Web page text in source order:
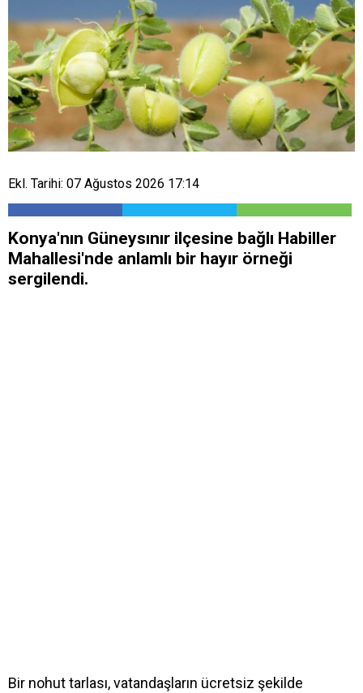
Ekl. Tarihi: 07 Ağustos 2026 17:14
Konya'nın Güneysınır ilçesine bağlı Habiller
Mahallesi'nde anlamlı bir hayır örneği
sergilendi.
Bir nohut tarlası, vatandaşların ücretsiz şekilde